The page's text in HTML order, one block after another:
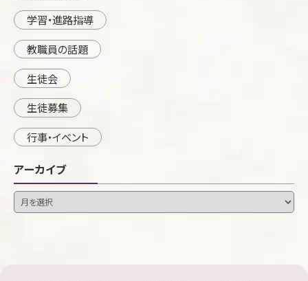
学習・進路指導
教職員の話題
生徒会
生徒募集
行事・イベント
アーカイブ